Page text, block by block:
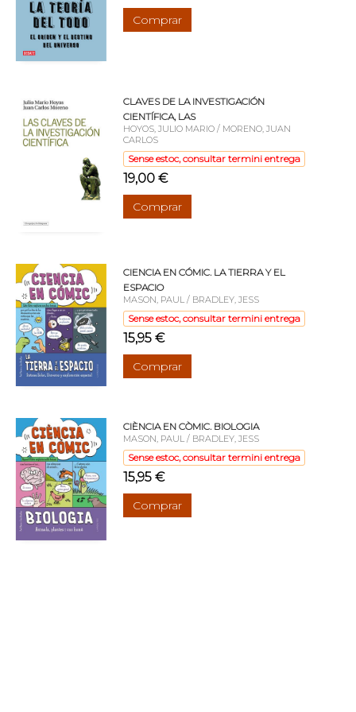
Comprar
CLAVES DE LA INVESTIGACIÓN
CIENTÍFICA, LAS
HOYOS, JULIO MARIO / MORENO, JUAN
CARLOS
Sense estoc, consultar termini entrega
19,00 €
Comprar
CIENCIA EN CÓMIC. LA TIERRA Y EL
ESPACIO
MASON, PAUL / BRADLEY, JESS
Sense estoc, consultar termini entrega
15,95 €
Comprar
CIÈNCIA EN CÒMIC. BIOLOGIA
MASON, PAUL / BRADLEY, JESS
Sense estoc, consultar termini entrega
15,95 €
Comprar